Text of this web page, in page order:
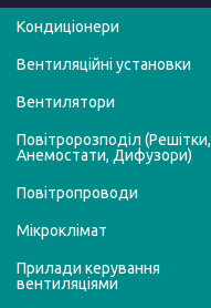
Кондиціонери
Вентиляційні установки
Вентилятори
Повітророзподіл (Решітки,
Анемостати, Дифузори)
Повітропроводи
Мікроклімат
Прилади керування
вентиляціями